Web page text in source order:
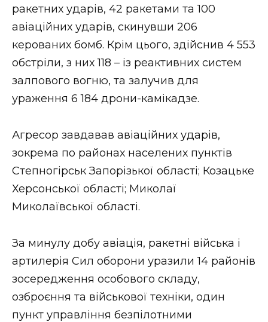
ФОТО
ВІДЕО
ракетних ударів, 42 ракетами та 100
авіаційних ударів, скинувши 206
керованих бомб. Крім цього, здійснив 4 553
обстріли, з них 118 – із реактивних систем
залпового вогню, та залучив для
ураження 6 184 дрони-камікадзе.
Агресор завдавав авіаційних ударів,
зокрема по районах населених пунктів
Степногірськ Запорізької області; Козацьке
Херсонської області; Миколаї
Миколаївської області.
За минулу добу авіація, ракетні війська і
артилерія Сил оборони уразили 14 районів
зосередження особового складу,
озброєння та військової техніки, один
пункт управління безпілотними